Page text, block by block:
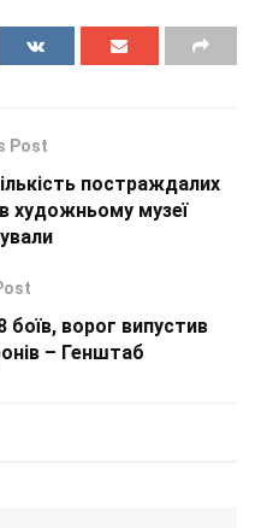
Post
постраждалих
художньому музеї
боїв, ворог випустив
– Генштаб